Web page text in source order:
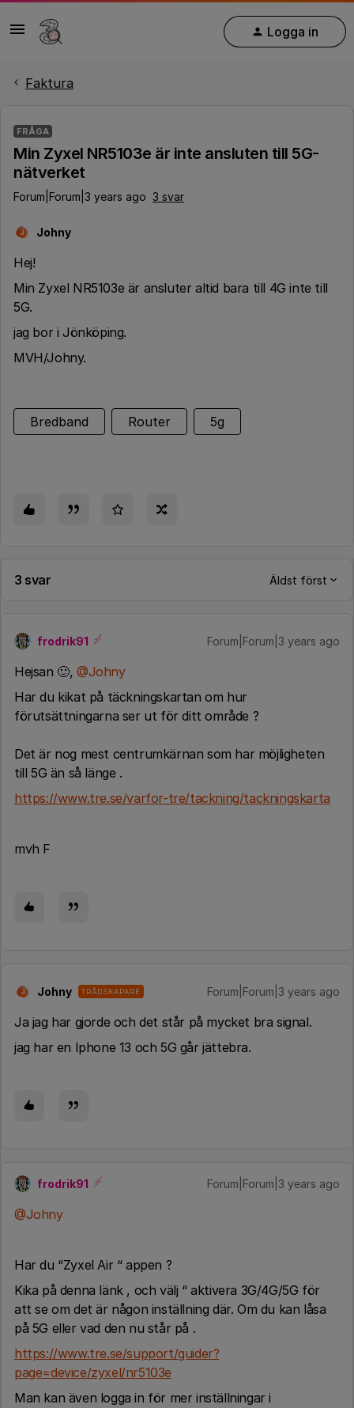
Logga in
Faktura
FRÅGA
Min Zyxel NR5103e är inte ansluten till 5G-
nätverket
Forum|Forum|3 years ago 3 svar
J Johny
Hej!
Min Zyxel NR5103e är ansluter altid bara till 4G inte till
5G.
jag bor i Jönköping.
MVH/Johny.
Bredband Router 5g
3 svar Äldst först
frodrik91 Forum|Forum|3 years ago
Hejsan 🙂, @Johny
Har du kikat på täckningskartan om hur
förutsättningarna ser ut för ditt område ?
Det är nog mest centrumkärnan som har möjligheten
till 5G än så länge .
https://www.tre.se/varfor-tre/tackning/tackningskarta
mvh F
J Johny TRÅDSKAPARE Forum|Forum|3 years ago
Ja jag har gjorde och det står på mycket bra signal.
jag har en Iphone 13 och 5G går jättebra.
frodrik91 Forum|Forum|3 years ago
@Johny
Har du “Zyxel Air “ appen ?
Kika på denna länk , och välj “ aktivera 3G/4G/5G för
att se om det är någon inställning där. Om du kan låsa
på 5G eller vad den nu står på .
https://www.tre.se/support/guider?
page=device/zyxel/nr5103e
Man kan även logga in för mer inställningar i